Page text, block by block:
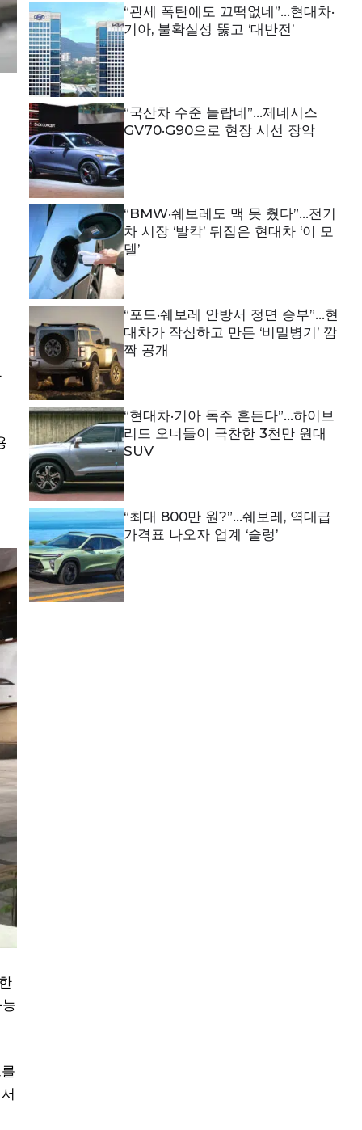
“관세 폭탄에도 끄떡없네”…현대차·
기아, 불확실성 뚫고 ‘대반전’
“국산차 수준 놀랍네”…제네시스
GV70·G90으로 현장 시선 장악
“BMW·쉐보레도 맥 못 췄다”…전기
차 시장 ‘발칵’ 뒤집은 현대차 ‘이 모
델’
“포드·쉐보레 안방서 정면 승부”…현
대차가 작심하고 만든 ‘비밀병기’ 깜
짝 공개
“현대차·기아 독주 흔든다”…하이브
리드 오너들이 극찬한 3천만 원대
SUV
“최대 800만 원?”…쉐보레, 역대급
가격표 나오자 업계 ‘술렁’